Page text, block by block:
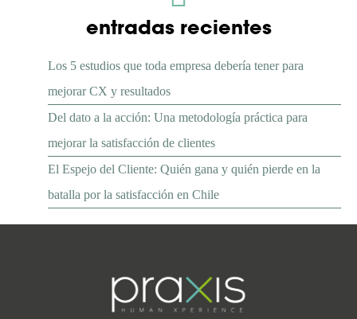
entradas recientes
Los 5 estudios que toda empresa debería tener para
mejorar CX y resultados
Del dato a la acción: Una metodología práctica para
mejorar la satisfacción de clientes
El Espejo del Cliente: Quién gana y quién pierde en la
batalla por la satisfacción en Chile